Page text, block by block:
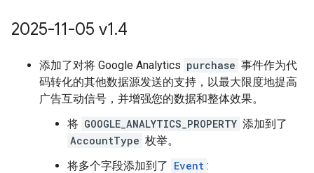
2025-11-05 v1.4
添加了对将 Google Analytics purchase 事件作为代
码转化的其他数据源发送的支持，以最大限度地提高
广告互动信号，并增强您的数据和整体效果。
将 GOOGLE_ANALYTICS_PROPERTY 添加到了
AccountType 枚举。
将多个字段添加到了 Event :